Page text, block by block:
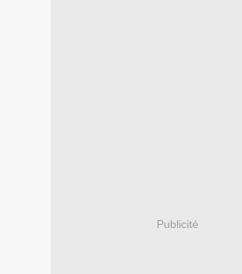
Publicité